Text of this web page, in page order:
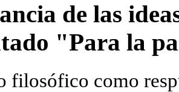
de las
"Para la
filosófico como